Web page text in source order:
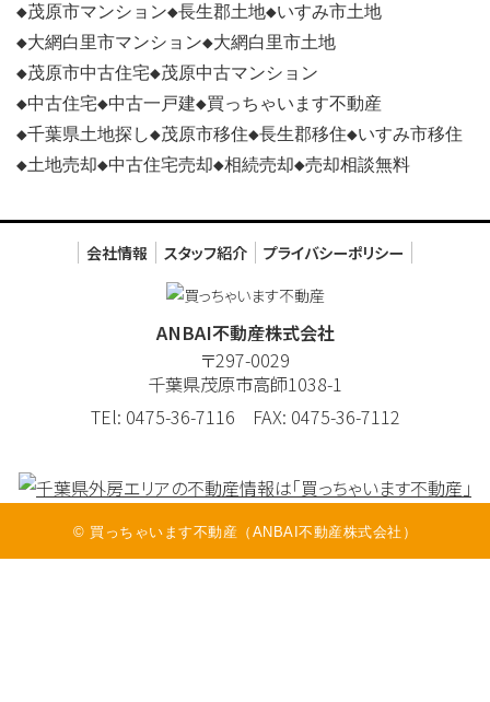
◆茂原市マンション◆長生郡土地◆いすみ市土地
◆大網白里市マンション◆大網白里市土地
◆茂原市中古住宅◆茂原中古マンション
◆中古住宅◆中古一戸建◆買っちゃいます不動産
◆千葉県土地探し◆茂原市移住◆長生郡移住◆いすみ市移住
◆土地売却◆中古住宅売却◆相続売却◆売却相談無料
会社情報 スタッフ紹介 プライバシーポリシー
ANBAI不動産株式会社
〒297-0029
千葉県茂原市高師1038-1
TEl: 0475-36-7116 FAX: 0475-36-7112
© 買っちゃいます不動産（ANBAI不動産株式会社）